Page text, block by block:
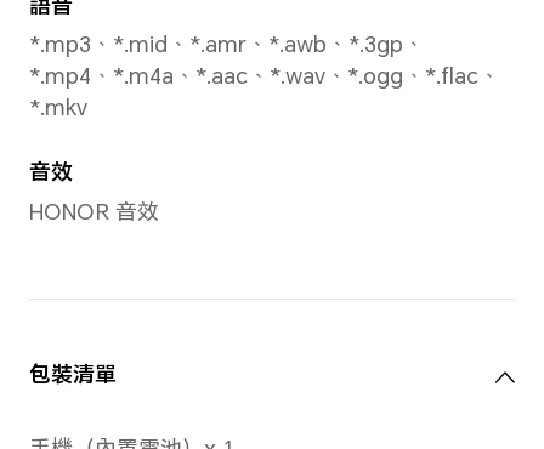
解像度
支援 2592*1936 像素
*實際相片像素可能因拍攝模式而異。